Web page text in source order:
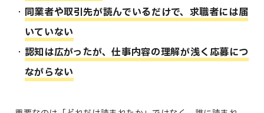
同業者や取引先が読んでいるだけで、求職者には届
いていない
認知は広がったが、仕事内容の理解が浅く応募につ
ながらない